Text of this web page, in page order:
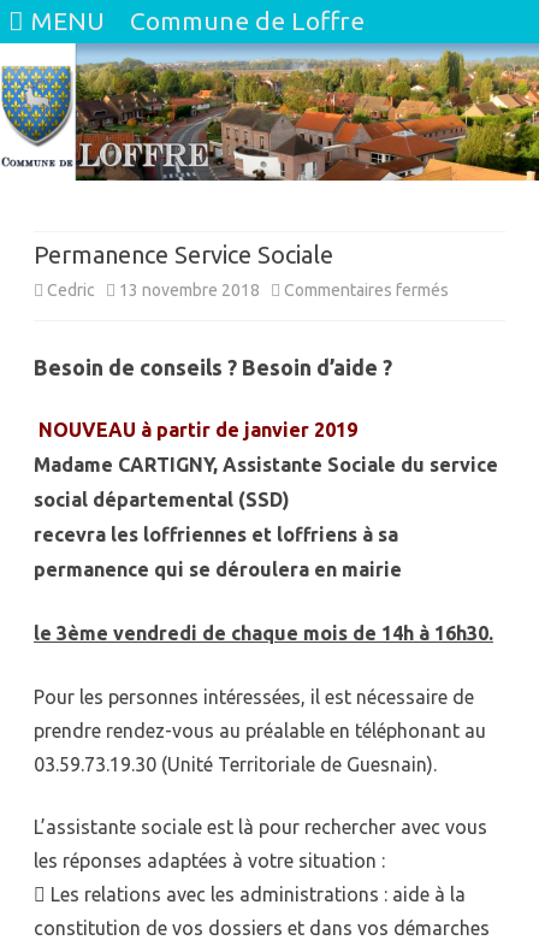
MENU Commune de Loffre
Permanence Service Sociale
Cedric 13 novembre 2018 Commentaires fermés
Besoin de conseils ? Besoin d’aide ?
NOUVEAU à partir de janvier 2019
Madame CARTIGNY, Assistante Sociale du service
social départemental (SSD)
recevra les loffriennes et loffriens à sa
permanence qui se déroulera en mairie
le 3ème vendredi de chaque mois de 14h à 16h30.
Pour les personnes intéressées, il est nécessaire de
prendre rendez-vous au préalable en téléphonant au
03.59.73.19.30 (Unité Territoriale de Guesnain).
L’assistante sociale est là pour rechercher avec vous
les réponses adaptées à votre situation :
 Les relations avec les administrations : aide à la
constitution de vos dossiers et dans vos démarches